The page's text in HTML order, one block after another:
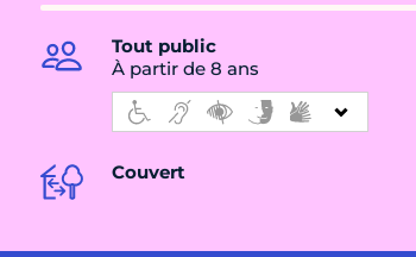
Tout public
À partir de 8 ans
Couvert